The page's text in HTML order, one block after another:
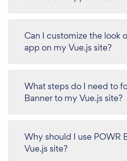
Can I customize the look
app on my Vue.js site?
What steps do I need to
Banner to my Vue.js site?
Why should I use POWR
Vue.js site?